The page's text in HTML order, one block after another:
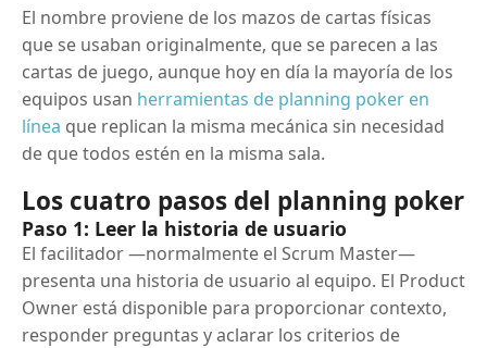
El nombre proviene de los mazos de cartas físicas
que se usaban originalmente, que se parecen a las
cartas de juego, aunque hoy en día la mayoría de los
equipos usan herramientas de planning poker en
línea que replican la misma mecánica sin necesidad
de que todos estén en la misma sala.
Los cuatro pasos del planning poker
Paso 1: Leer la historia de usuario
El facilitador —normalmente el Scrum Master—
presenta una historia de usuario al equipo. El Product
Owner está disponible para proporcionar contexto,
responder preguntas y aclarar los criterios de